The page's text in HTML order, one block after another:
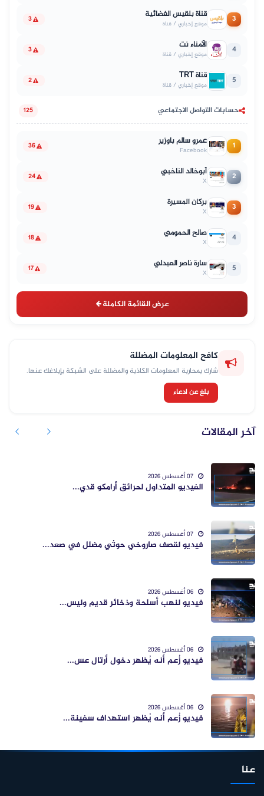
3 قناة بلقيس الفضائية
موقع إخباري / قناة 3
4 الأمناء نت
موقع إخباري / قناة 3
5 قناة TRT
موقع إخباري / قناة 2
حسابات التواصل الاجتماعي 125
1 عمرو سالم باوزير
Facebook
36
2 أبوخالد الناخبي
X
24
3 بركان المسيرة
X
19
4 صالح الحمومي
X
18
5 سارة ناصر العبدلي
X
17
عرض القائمة الكاملة
كافح المعلومات المضللة
شارك بمحاربة المعلومات الكاذبة والمضللة على الشبكة بإبلاغك عنها.
بلغ عن ادعاء
آخر المقالات
الفيديو المتداول لحرائق أرامكو قدي...
فيديو لقصف صاروخي حوثي مضلل في صعد...
فيديو لنهب أسلحة وذخائر قديم وليس...
فيديو زُعم أنه يُظهر دخول أرتال عس...
فيديو زُعم أنه يُظهر استهداف سفينة...
عنا